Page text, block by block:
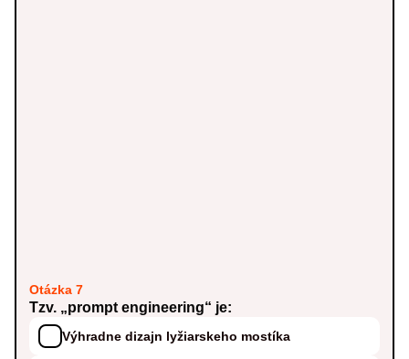
Otázka 7
Tzv. „prompt engineering“ je:
Výhradne dizajn lyžiarskeho mostíka